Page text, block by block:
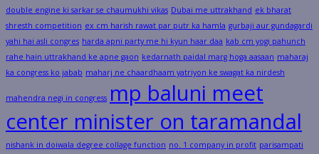
double engine ki sarkar se chaumukhi vikas Dubai me uttrakhand ek bharat
shresth competition ex cm harish rawat par putr ka hamla gurbaji aur gundagardi
yahi hai asli congres harda apni party me hi kyun haar daa kab cm yogi pahunch
rahe hain uttrakhand ke apne gaon kedarnath paidal marg hoga aasaan maharaj
ka congress ko jabab maharj ne chaardhaam yatriyon ke swagat ka nirdesh
mahendra negi in congress mp baluni meet
center minister on taramandal
nishank in doiwala degree collage function no. 1 company in profit parisampati